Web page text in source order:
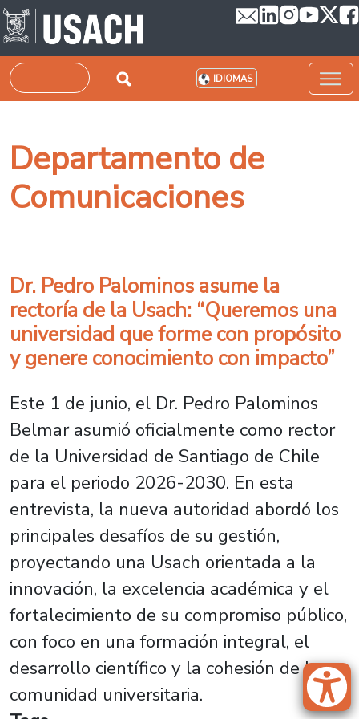
Pasar al contenido principal
Buscar IDIOMAS
Departamento de
Comunicaciones
Dr. Pedro Palominos asume la
rectoría de la Usach: “Queremos una
universidad que forme con propósito
y genere conocimiento con impacto”
Este 1 de junio, el Dr. Pedro Palominos
Belmar asumió oficialmente como rector
de la Universidad de Santiago de Chile
para el periodo 2026-2030. En esta
entrevista, la nueva autoridad abordó los
principales desafíos de su gestión,
proyectando una Usach orientada a la
innovación, la excelencia académica y el
fortalecimiento de su compromiso público,
con foco en una formación integral, el
desarrollo científico y la cohesión de la
comunidad universitaria.